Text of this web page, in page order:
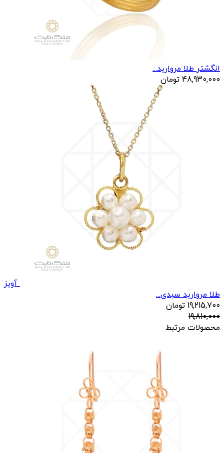
انگشتر طلا مرواريد...
48,930,000 تومان
آویز
طلا مروارید سبدی...
19,215,700 تومان
19,810,000
محصولات مرتبط